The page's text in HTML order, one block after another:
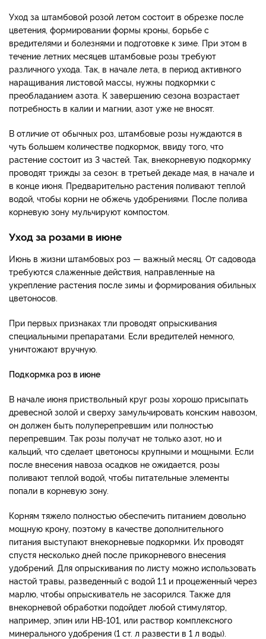
Уход за штамбовой розой летом состоит в обрезке после
цветения, формировании формы кроны, борьбе с
вредителями и болезнями и подготовке к зиме. При этом в
течение летних месяцев штамбовые розы требуют
различного ухода. Так, в начале лета, в период активного
наращивания листовой массы, нужны подкормки с
преобладанием азота. К завершению сезона возрастает
потребность в калии и магнии, азот уже не вносят.
В отличие от обычных роз, штамбовые розы нуждаются в
чуть большем количестве подкормок, ввиду того, что
растение состоит из 3 частей. Так, внекорневую подкормку
проводят трижды за сезон: в третьей декаде мая, в начале и
в конце июня. Предварительно растения поливают теплой
водой, чтобы корни не обжечь удобрениями. После полива
корневую зону мульчируют компостом.
Уход за розами в июне
Июнь в жизни штамбовых роз — важный месяц. От садовода
требуются слаженные действия, направленные на
укрепление растения после зимы и формирования обильных
цветоносов.
При первых признаках тли проводят опрыскивания
специальными препаратами. Если вредителей немного,
уничтожают вручную.
Подкормка роз в июне
В начале июня приствольный круг розы хорошо присыпать
древесной золой и сверху замульчировать конским навозом,
он должен быть полуперепревшим или полностью
перепревшим. Так розы получат не только азот, но и
кальций, что сделает цветоносы крупными и мощными. Если
после внесения навоза осадков не ожидается, розы
поливают теплой водой, чтобы питательные элементы
попали в корневую зону.
Корням тяжело полностью обеспечить питанием довольно
мощную крону, поэтому в качестве дополнительного
питания выступают внекорневые подкормки. Их проводят
спустя несколько дней после прикорневого внесения
удобрений. Для опрыскивания по листу можно использовать
настой травы, разведенный с водой 1:1 и процеженный через
марлю, чтобы опрыскиватель не засорился. Также для
внекорневой обработки подойдет любой стимулятор,
например, эпин или НВ-101, или раствор комплексного
минерального удобрения (1 ст. л развести в 1 л воды).